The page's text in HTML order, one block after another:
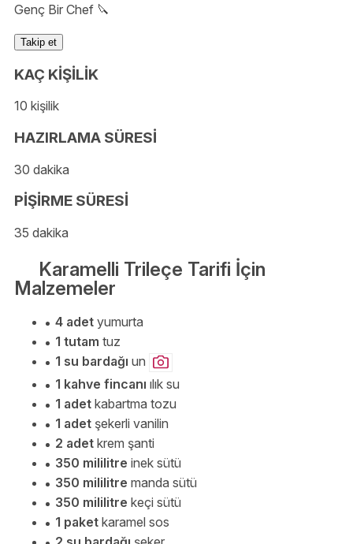
Genç Bir Chef 🔪
Takip et
KAÇ KİŞİLİK
10 kişilik
HAZIRLAMA SÜRESİ
30 dakika
PİŞİRME SÜRESİ
35 dakika
Karamelli Trileçe Tarifi İçin
Malzemeler
4 adet yumurta
1 tutam tuz
1 su bardağı un
1 kahve fincanı ılık su
1 adet kabartma tozu
1 adet şekerli vanilin
2 adet krem şanti
350 mililitre inek sütü
350 mililitre manda sütü
350 mililitre keçi sütü
1 paket karamel sos